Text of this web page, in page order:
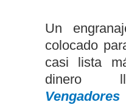
Un
colocado
casi lista
dinero